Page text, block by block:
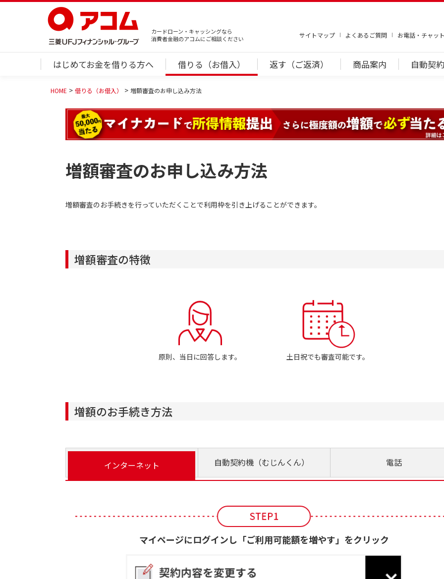
カードローン・キャッシングなら
消費者金融のアコムにご相談ください
サイトマップ よくあるご質問 お電話・チャッ
はじめてお金を借りる方へ 借りる（お借入） 返す（ご返済） 商品案内 自動契
HOME 借りる（お借入） 増額審査のお申し込み方法
増額審査のお申し込み方法
増額審査のお手続きを行っていただくことで利用枠を引き上げることができます。
増額審査の特徴
原則、当日に回答します。 土日祝でも審査可能です。
増額のお手続き方法
インターネット 自動契約機（むじんくん） 電話
マイページにログインし「ご利用可能額を増やす」をクリック